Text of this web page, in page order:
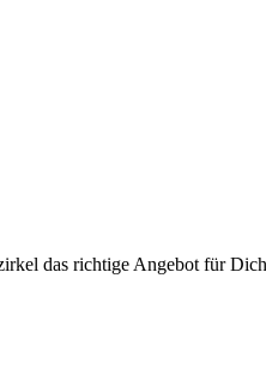
das richtige Angebot für